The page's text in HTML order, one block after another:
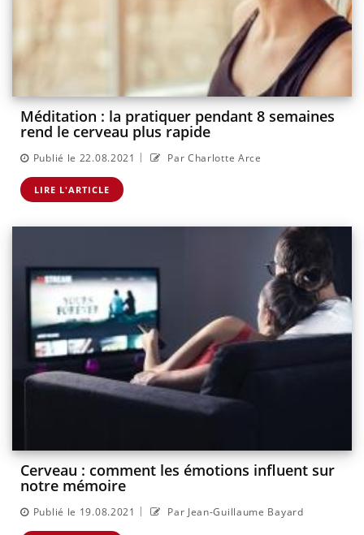
Méditation : la pratiquer pendant 8 semaines
rend le cerveau plus rapide
Publié le 22.08.2021 | Par Charlotte Arce
LIRE L'ARTICLE
Cerveau : comment les émotions influent sur
notre mémoire
Publié le 19.08.2021 | Par Jean-Guillaume Bayard